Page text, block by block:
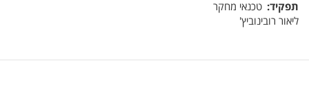
תפקיד
טכנאי מחקר
ליאור רובינוביץ'